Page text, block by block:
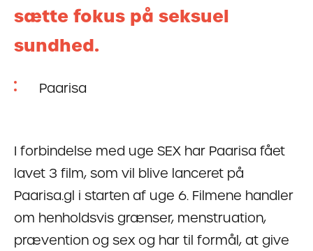
sætte fokus på seksuel
sundhed.
Paarisa
I forbindelse med uge SEX har Paarisa fået
lavet 3 film, som vil blive lanceret på
Paarisa.gl i starten af uge 6. Filmene handler
om henholdsvis grænser, menstruation,
prævention og sex og har til formål, at give